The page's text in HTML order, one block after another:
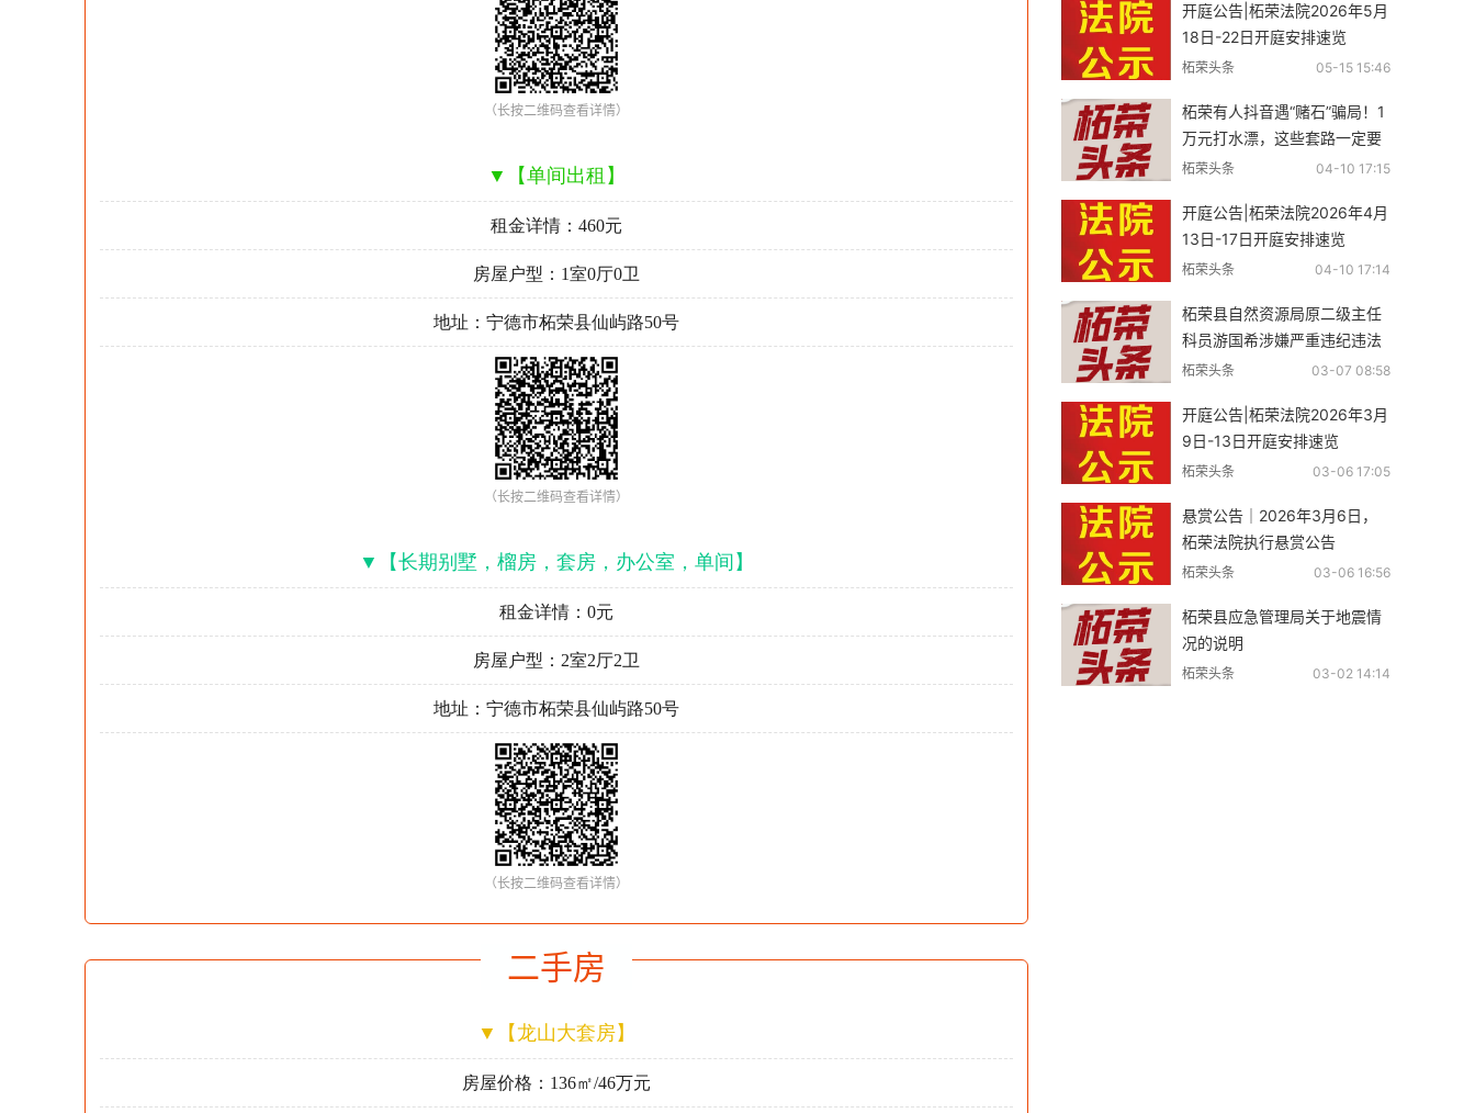
（长按二维码查看详情）
▼【单间出租】
租金详情：460元
房屋户型：1室0厅0卫
地址：宁德市柘荣县仙屿路50号
（长按二维码查看详情）
▼【长期别墅，榴房，套房，办公室，单间】
租金详情：0元
房屋户型：2室2厅2卫
地址：宁德市柘荣县仙屿路50号
（长按二维码查看详情）
二手房
▼【龙山大套房】
房屋价格：136㎡/46万元
开庭公告|柘荣法院2026年5月
18日-22日开庭安排速览
柘荣头条 05-15 15:46
柘荣有人抖音遇“赌石”骗局！1
万元打水漂，这些套路一定要
警惕
柘荣头条 04-10 17:15
开庭公告|柘荣法院2026年4月
13日-17日开庭安排速览
柘荣头条 04-10 17:14
柘荣县自然资源局原二级主任
科员游国希涉嫌严重违纪违法
接受纪律审查和监察调查
柘荣头条 03-07 08:58
开庭公告|柘荣法院2026年3月
9日-13日开庭安排速览
柘荣头条 03-06 17:05
悬赏公告｜2026年3月6日，
柘荣法院执行悬赏公告
柘荣头条 03-06 16:56
柘荣县应急管理局关于地震情
况的说明
柘荣头条 03-02 14:14